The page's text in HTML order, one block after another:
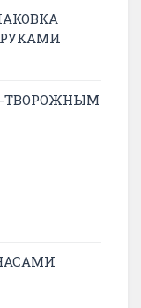
ТВОРОЖНЫМ